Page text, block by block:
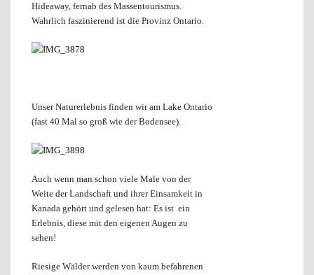
Hideaway, fernab des Massentourismus.
Wahrlich faszinierend ist die Provinz Ontario.
Unser Naturerlebnis finden wir am Lake Ontario
(fast 40 Mal so groß wie der Bodensee).
Auch wenn man schon viele Male von der
Weite der Landschaft und ihrer Einsamkeit in
Kanada gehört und gelesen hat: Es ist ein
Erlebnis, diese mit den eigenen Augen zu
sehen!
Riesige Wälder werden von kaum befahrenen